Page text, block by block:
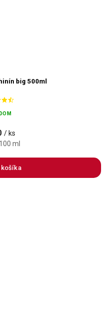
big 500ml
/ ks
ml
košíka